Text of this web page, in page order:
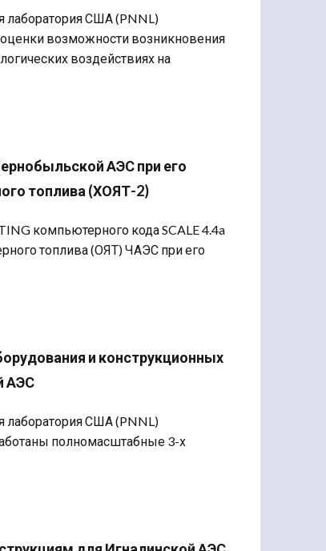
лаборатория США (PNNL)
возможности возникновения
воздействиях на
АЭС при его
топлива (ХОЯТ-2)
компьютерного кода SCALE 4.4a
топлива (ОЯТ) ЧАЭС при его
и конструкционных
АЭС
лаборатория США (PNNL)
полномасштабные 3-х